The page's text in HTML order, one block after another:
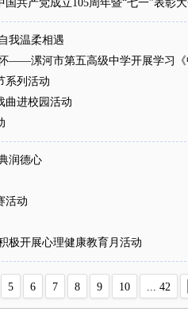
共产党成立105周年暨“七一”表彰
我温柔相遇
——漯河市第五高级中学开展学习《
系列活动
曲进校园活动
润德心
活动
开展心理健康教育月活动
5 6 7 8 9 10 ... 42